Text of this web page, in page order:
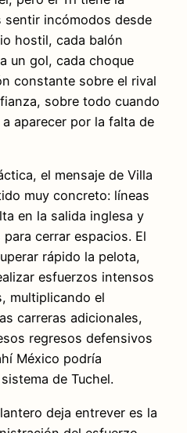
sentir incómodos desde
hostil, cada balón
un gol, cada choque
constante sobre el rival
sobre todo cuando
aparecer por la falta de
el mensaje de Villa
muy concreto: líneas
en la salida inglesa y
cerrar espacios. El
rápido la pelota,
esfuerzos intensos
multiplicando el
carreras adicionales,
regresos defensivos
México podría
de Tuchel.
deja entrever es la